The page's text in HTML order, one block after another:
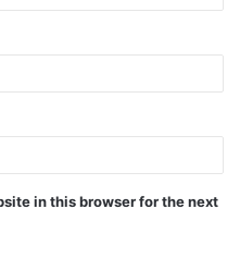
in this browser for the next